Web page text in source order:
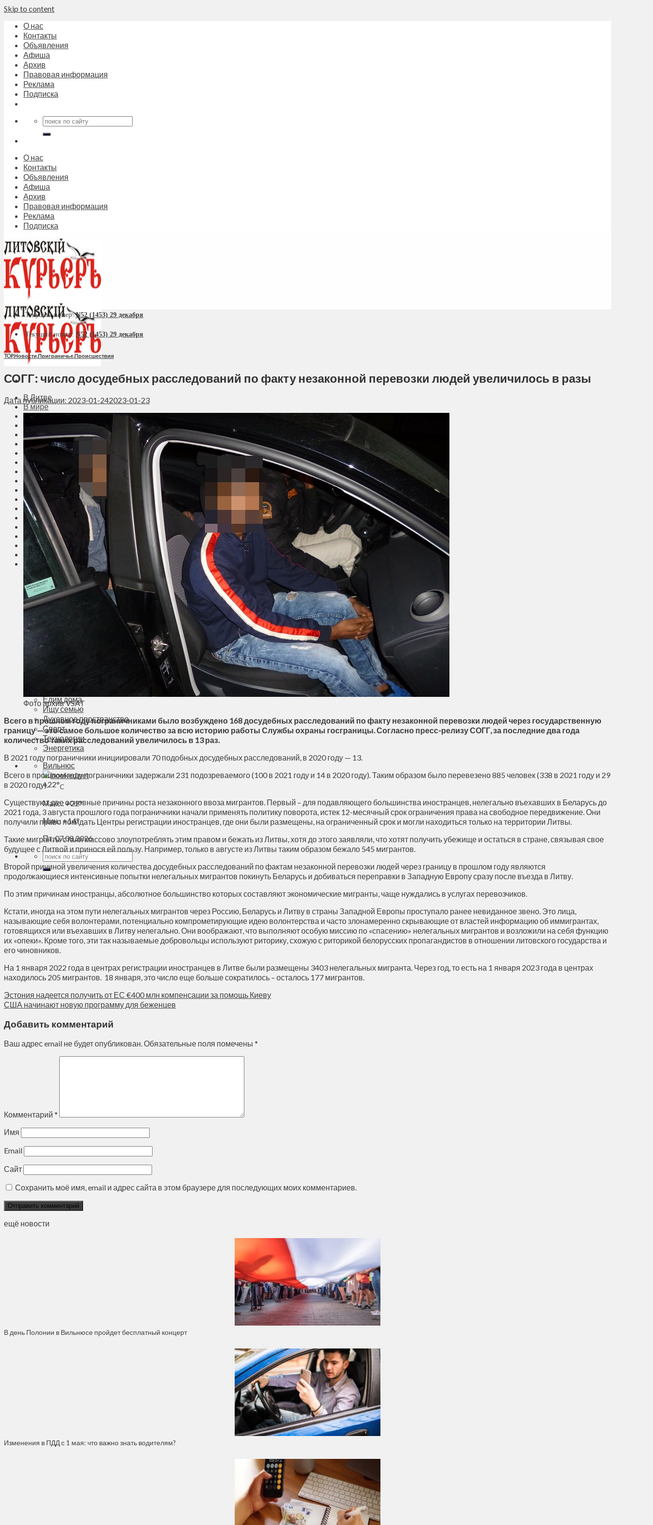
Skip to content
О нас
Контакты
Объявления
Афиша
Архив
Правовая информация
Реклама
Подписка
О нас
Контакты
Объявления
Афиша
Архив
Правовая информация
Реклама
Подписка
В Литве
В мире
Политика
Экономика
Бизнес
Общество
Мнения
Вильнюс
Клайпеда
Висагинас
Регионы
Соседи
Транспорт
Выбор читателей
Калейдоскоп
Армия
Сейм Литвы
Культура
Больше
Фоторепортаж
Туризм
ЛК рекомендует
Сеньорам
Образование
Здравоохранение
Экология
Происшествия
Приграничье
Выборы
Едим дома
Ищу семью
Духовное пространство
Спорт
Технологии
Энергетика
Вильнюс
+22°C
Макс.:+22°
Мин.: +14°
Пт, 07.08.2026
Текущий номер:N52 (1453) 29 декабря
Текущий номер: N52 (1453) 29 декабря
TOP,Новости,Приграничье,Происшествия
СОГГ: число досудебных расследований по факту незаконной перевозки людей увеличилось в разы
Дата публикации: 2023-01-242023-01-23
Фото архив VSAT
Всего в прошлом году пограничниками было возбуждено 168 досудебных расследований по факту незаконной перевозки людей через государственную
границу — это самое большое количество за всю историю работы Службы охраны госграницы. Согласно пресс-релизу СОГГ, за последние два года
количество таких расследований увеличилось в 13 раз.
В 2021 году пограничники инициировали 70 подобных досудебных расследований, в 2020 году — 13.
Всего в прошлом году пограничники задержали 231 подозреваемого (100 в 2021 году и 14 в 2020 году). Таким образом было перевезено 885 человек (338 в 2021 году и 29
в 2020 году).
Существуют две основные причины роста незаконного ввоза мигрантов. Первый – для подавляющего большинства иностранцев, нелегально въехавших в Беларусь до
2021 года, 3 августа прошлого года пограничники начали применять политику поворота, истек 12-месячный срок ограничения права на свободное передвижение. Они
получили право покидать Центры регистрации иностранцев, где они были размещены, на ограниченный срок и могли находиться только на территории Литвы.
Такие мигранты стали массово злоупотреблять этим правом и бежать из Литвы, хотя до этого заявляли, что хотят получить убежище и остаться в стране, связывая свое
будущее с Литвой и принося ей пользу. Например, только в августе из Литвы таким образом бежало 545 мигрантов.
Второй причиной увеличения количества досудебных расследований по фактам незаконной перевозки людей через границу в прошлом году являются
продолжающиеся интенсивные попытки нелегальных мигрантов покинуть Беларусь и добиваться переправки в Западную Европу сразу после въезда в Литву.
По этим причинам иностранцы, абсолютное большинство которых составляют экономические мигранты, чаще нуждались в услугах перевозчиков.
Кстати, иногда на этом пути нелегальных мигрантов через Россию, Беларусь и Литву в страны Западной Европы проступало ранее невиданное звено. Это лица,
называющие себя волонтерами, потенциально компрометирующие идею волонтерства и часто злонамеренно скрывающие от властей информацию об иммигрантах,
готовящихся или въехавших в Литву нелегально. Они воображают, что выполняют особую миссию по «спасению» нелегальных мигрантов и возложили на себя функцию
их «опеки». Кроме того, эти так называемые добровольцы используют риторику, схожую с риторикой белорусских пропагандистов в отношении литовского государства и
его чиновников.
На 1 января 2022 года в центрах регистрации иностранцев в Литве были размещены 3403 нелегальных мигранта. Через год, то есть на 1 января 2023 года в центрах
находилось 205 мигрантов. 18 января, это число еще больше сократилось – осталось 177 мигрантов.
Эстония надеется получить от ЕС €400 млн компенсации за помощь Киеву
США начинают новую программу для беженцев
Добавить комментарий
Ваш адрес email не будет опубликован.Обязательные поля помечены *
Комментарий *
Имя
Email
Сайт
Сохранить моё имя, email и адрес сайта в этом браузере для последующих моих комментариев.
ещё новости
В день Полонии в Вильнюсе пройдет бесплатный концерт
Изменения в ПДД с 1 мая: что важно знать водителям?